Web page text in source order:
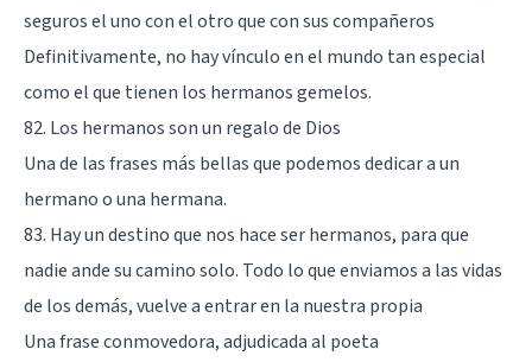
seguros el uno con el otro que con sus compañeros
Definitivamente, no hay vínculo en el mundo tan especial
como el que tienen los hermanos gemelos.
82. Los hermanos son un regalo de Dios
Una de las frases más bellas que podemos dedicar a un
hermano o una hermana.
83. Hay un destino que nos hace ser hermanos, para que
nadie ande su camino solo. Todo lo que enviamos a las vidas
de los demás, vuelve a entrar en la nuestra propia
Una frase conmovedora, adjudicada al poeta